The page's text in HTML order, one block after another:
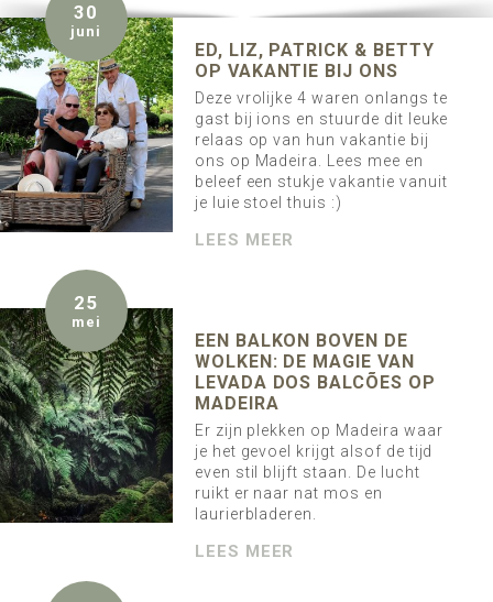
30
juni
ED, LIZ, PATRICK & BETTY
OP VAKANTIE BIJ ONS
Deze vrolijke 4 waren onlangs te
gast bij ions en stuurde dit leuke
relaas op van hun vakantie bij
ons op Madeira. Lees mee en
beleef een stukje vakantie vanuit
je luie stoel thuis :)
LEES MEER
25
mei
EEN BALKON BOVEN DE
WOLKEN: DE MAGIE VAN
LEVADA DOS BALCÕES OP
MADEIRA
Er zijn plekken op Madeira waar
je het gevoel krijgt alsof de tijd
even stil blijft staan. De lucht
ruikt er naar nat mos en
laurierbladeren.
LEES MEER